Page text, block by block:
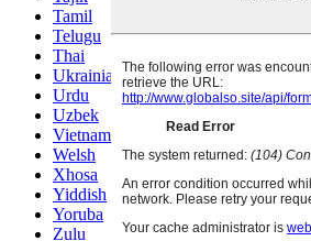
Tamil
Telugu
Thai
Ukrainian
Urdu
Uzbek
Vietnamese
Welsh
Xhosa
Yiddish
Yoruba
Zulu